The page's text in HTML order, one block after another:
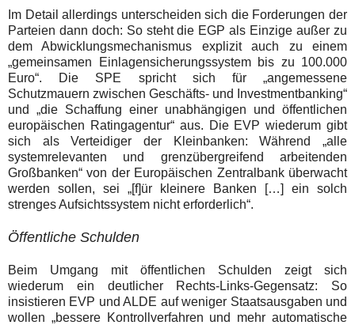
Im Detail allerdings unterscheiden sich die Forderungen der
Parteien dann doch: So steht die EGP als Einzige außer zu
dem Abwicklungsmechanismus explizit auch zu einem
„gemeinsamen Einlagensicherungssystem bis zu 100.000
Euro“. Die SPE spricht sich für „angemessene
Schutzmauern zwischen Geschäfts- und Investmentbanking“
und „die Schaffung einer unabhängigen und öffentlichen
europäischen Ratingagentur“ aus. Die EVP wiederum gibt
sich als Verteidiger der Kleinbanken: Während „alle
systemrelevanten und grenzübergreifend arbeitenden
Großbanken“ von der Europäischen Zentralbank überwacht
werden sollen, sei „[f]ür kleinere Banken […] ein solch
strenges Aufsichtssystem nicht erforderlich“.
Öffentliche Schulden
Beim Umgang mit öffentlichen Schulden zeigt sich
wiederum ein deutlicher Rechts-Links-Gegensatz: So
insistieren EVP und ALDE auf weniger Staatsausgaben und
wollen „bessere Kontrollverfahren und mehr automatische